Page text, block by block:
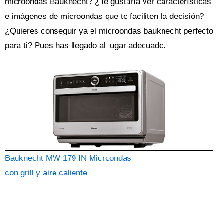
e imágenes de microondas que te faciliten la decisión?
¿Quieres conseguir ya el microondas bauknecht perfecto
para ti? Pues has llegado al lugar adecuado.
Bauknecht MW 179 IN Microondas
con grill y aire caliente